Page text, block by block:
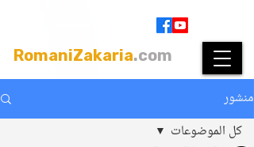
RomaniZakaria.com
منشور
كل الموضوعات